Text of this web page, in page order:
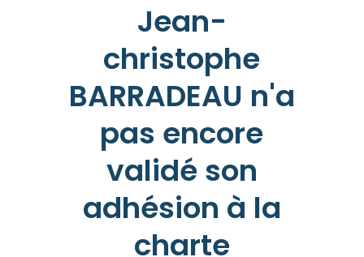
Jean-
christophe
BARRADEAU n'a
pas encore
validé son
adhésion à la
charte